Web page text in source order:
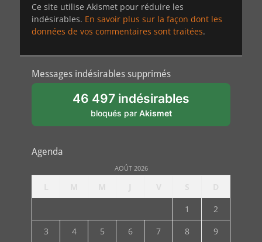
Ce site utilise Akismet pour réduire les
indésirables. En savoir plus sur la façon dont les
données de vos commentaires sont traitées.
Messages indésirables supprimés
46 497 indésirables
bloqués par Akismet
Agenda
AOÛT 2026
1
2
3
4 5 6 7 8
9